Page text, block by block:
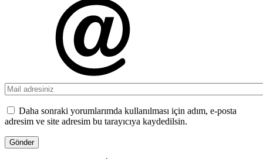
Daha sonraki yorumlarımda kullanılması için adım, e-posta
adresim ve site adresim bu tarayıcıya kaydedilsin.